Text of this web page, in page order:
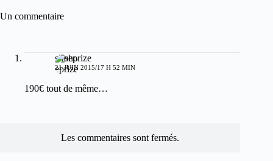
Un commentaire
shoeprize
21 JUIN 2015/17 H 52 MIN
190€ tout de même…
Les commentaires sont fermés.